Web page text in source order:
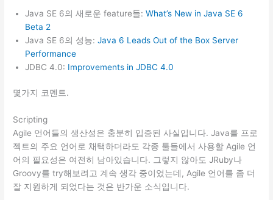
Java SE 6의 새로운 feature들:What’s New in Java SE 6
Beta 2
Java SE 6의 성능:Java 6 Leads Out of the Box Server
Performance
JDBC 4.0: Improvements in JDBC 4.0
몇가지 코멘트.
Scripting
Agile 언어들의 생산성은 충분히 입증된 사실입니다. Java를 프로
젝트의 주요 언어로 채택하더라도 각종 툴들에서 사용할 Agile 언
어의 필요성은 여전히 남아있습니다. 그렇지 않아도 JRuby나
Groovy를 try해보려고 계속 생각 중이었는데, Agile 언어를 좀 더
잘 지원하게 되었다는 것은 반가운 소식입니다.